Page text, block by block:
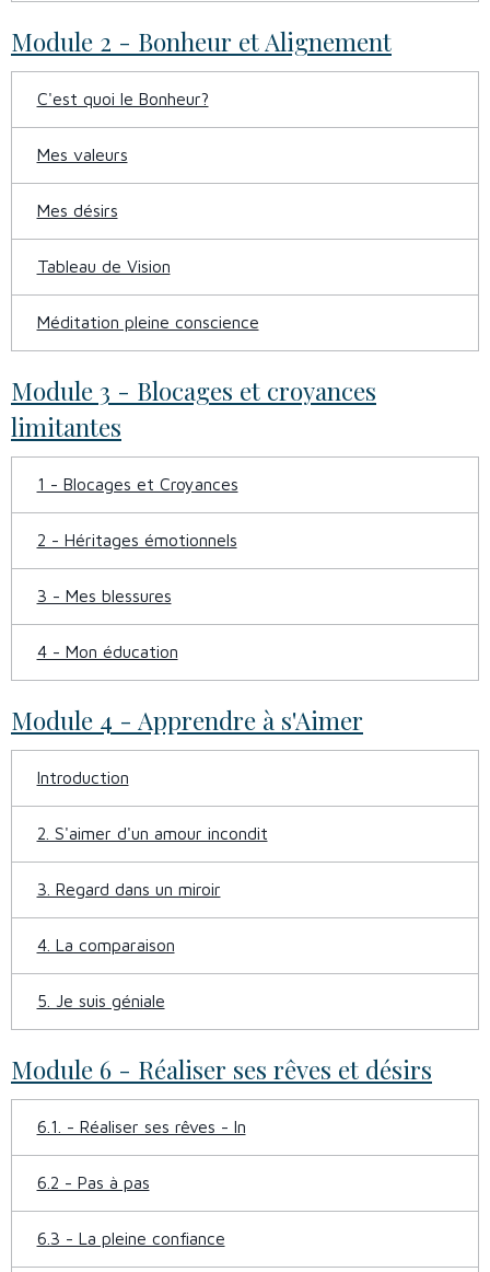
Module 2 - Bonheur et Alignement
C'est quoi le Bonheur?
Mes valeurs
Mes désirs
Tableau de Vision
Méditation pleine conscience
Module 3 - Blocages et croyances
limitantes
1 - Blocages et Croyances
2 - Héritages émotionnels
3 - Mes blessures
4 - Mon éducation
Module 4 - Apprendre à s'Aimer
Introduction
2. S'aimer d'un amour incondit
3. Regard dans un miroir
4. La comparaison
5. Je suis géniale
Module 6 - Réaliser ses rêves et désirs
6.1. - Réaliser ses rêves - In
6.2 - Pas à pas
6.3 - La pleine confiance